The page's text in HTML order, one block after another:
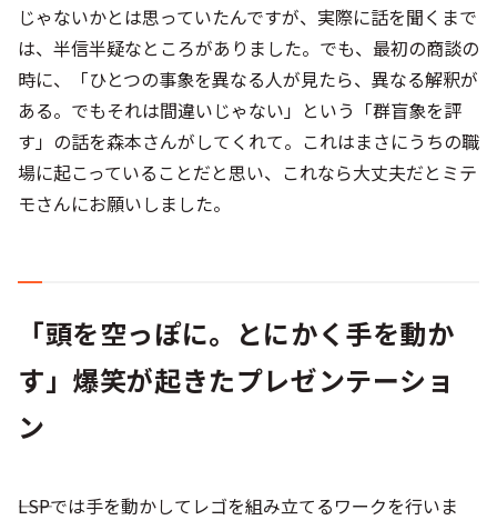
じゃないかとは思っていたんですが、実際に話を聞くまで
は、半信半疑なところがありました。でも、最初の商談の
時に、「ひとつの事象を異なる人が見たら、異なる解釈が
ある。でもそれは間違いじゃない」という「群盲象を評
す」の話を森本さんがしてくれて。これはまさにうちの職
場に起こっていることだと思い、これなら大丈夫だとミテ
モさんにお願いしました。
「頭を空っぽに。とにかく手を動か
す」爆笑が起きたプレゼンテーショ
ン
――LSPでは手を動かしてレゴを組み立てるワークを行いま